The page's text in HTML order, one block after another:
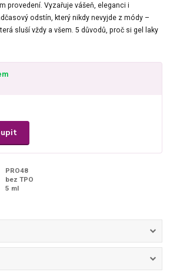
provedení. Vyzařuje vášeň, eleganci i
odstín, který nikdy nevyjde z módy –
sluší vždy a všem. 5 důvodů, proč si gel laky
PRO48
bez TPO
5 ml